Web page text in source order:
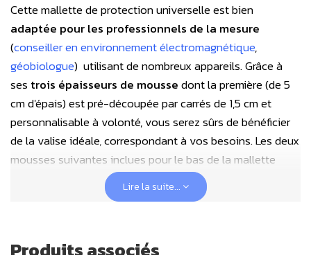
Cette mallette de protection universelle est bien
adaptée pour les professionnels de la mesure
(conseiller en environnement électromagnétique,
géobiologue) utilisant de nombreux appareils. Grâce à
ses trois épaisseurs de moussedont la première (de 5
cm d'épais) est pré-découpée par carrés de 1,5 cm et
personnalisable à volonté, vous serez sûrs de bénéficier
de la valise idéale, correspondant à vos besoins. Les deux
mousses suivantes inclues pour le bas de la mallette
mesurent 4 cm de haut et ne sont quand à elles pas
prédécoupées, mais la profondeur nécessaire aux
Lire la suite...